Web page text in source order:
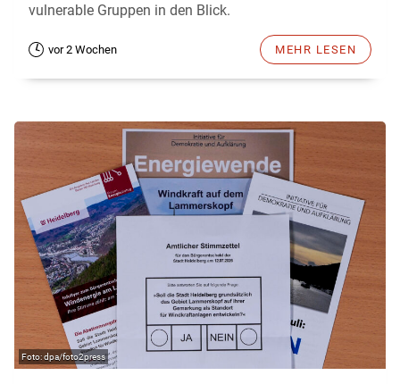
vulnerable Gruppen in den Blick.
vor 2 Wochen MEHR LESEN
dpa/foto2press